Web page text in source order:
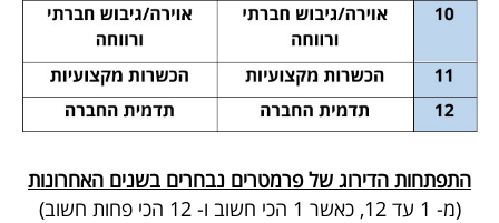
התפתחות הדירוג של פרמטרים נבחרים בשנים האחרונות
(מ- 1 עד 12, כאשר 1 הכי חשוב ו- 12 הכי פחות חשוב)